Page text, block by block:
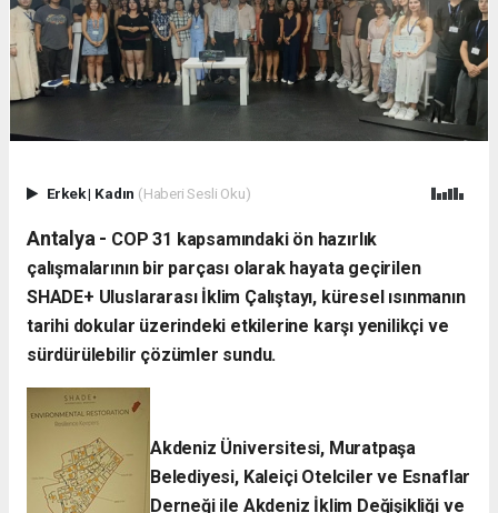
Erkek| Kadın (Haberi Sesli Oku)
Antalya - ​COP 31 kapsamındaki ön hazırlık
çalışmalarının bir parçası olarak hayata geçirilen
SHADE+ Uluslararası İklim Çalıştayı, küresel ısınmanın
tarihi dokular üzerindeki etkilerine karşı yenilikçi ve
sürdürülebilir çözümler sundu.
Akdeniz Üniversitesi, Muratpaşa
Belediyesi, Kaleiçi Otelciler ve Esnaflar
Derneği ile Akdeniz İklim Değişikliği ve